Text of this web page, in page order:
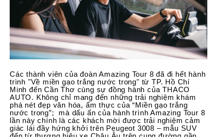
Các thành viên của đoàn Amazing Tour 8 đã đi hết hành
trình "Về miền gạo trắng nước trong" từ TP. Hồ Chí
Minh đến Cần Thơ cùng sự đồng hành của THACO
AUTO. Không chỉ mang đến những trải nghiệm khám
phá nét đẹp văn hóa, ẩm thực của “Miền gạo trắng
nước trong”; mà dấu ấn của hành trình Amazing Tour 8
lần này chính là các khách mời được trải nghiệm cảm
giác lái đầy hứng khởi trên Peugeot 3008 – mẫu SUV